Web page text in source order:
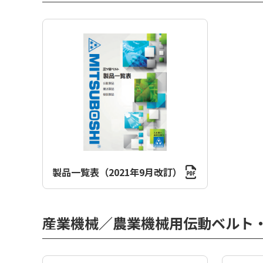
製品一覧表（2021年9月改訂）
産業機械／農業機械用伝動ベルト